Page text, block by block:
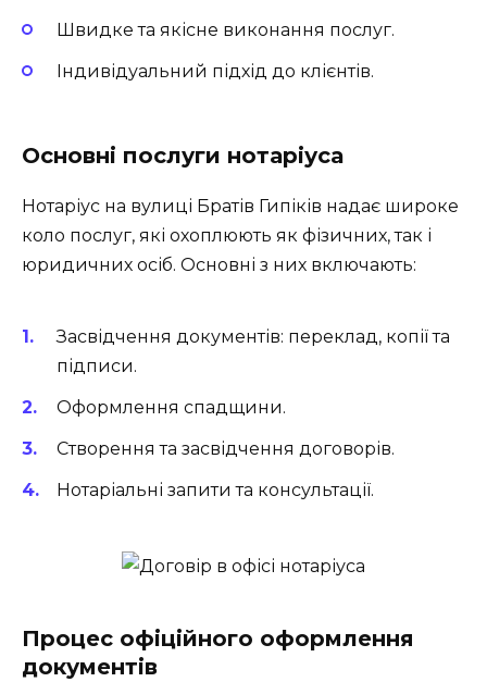
Швидке та якісне виконання послуг.
Індивідуальний підхід до клієнтів.
Основні послуги нотаріуса
Нотаріус на вулиці Братів Гипіків надає широке
коло послуг, які охоплюють як фізичних, так і
юридичних осіб. Основні з них включають:
Засвідчення документів: переклад, копії та
підписи.
Оформлення спадщини.
Створення та засвідчення договорів.
Нотаріальні запити та консультації.
Процес офіційного оформлення
документів